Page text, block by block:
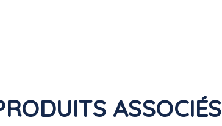
ASSOCIÉS